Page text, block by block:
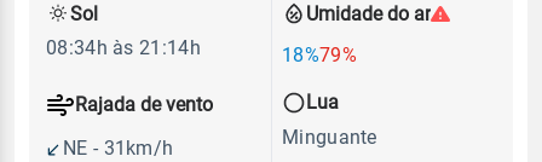
Umidade do ar
18%79%
Rajada de vento
NE - 31km/h
Sol
08:34h às 21:14h
Lua
Minguante